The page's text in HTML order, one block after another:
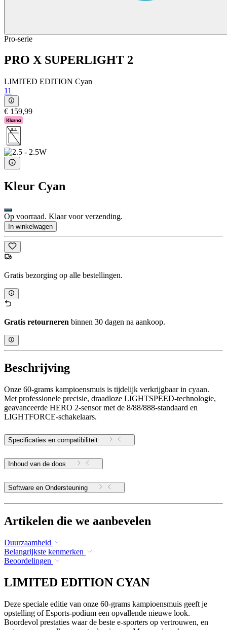
Pro-serie
PRO X SUPERLIGHT 2
LIMITED EDITION Cyan
11
€ 159,99
Kleur Cyan
Op voorraad. Klaar voor verzending.
In winkelwagen
Gratis bezorging op alle bestellingen.
Gratis retourneren binnen 30 dagen na aankoop.
Beschrijving
Onze 60-grams kampioensmuis is tijdelijk verkrijgbaar in cyaan.
Met professionele precisie, draadloze LIGHTSPEED-technologie,
geavanceerde HERO 2-sensor met de 8/88/888-standaard en
LIGHTFORCE-schakelaars.
Specificaties en compatibiliteit
Inhoud van de doos
Software en Ondersteuning
Artikelen die we aanbevelen
Duurzaamheid
Belangrijkste kenmerken
Beoordelingen
LIMITED EDITION CYAN
Deze speciale editie van onze 60-grams kampioensmuis geeft je
opstelling of Esports-podium een opvallende nieuwe look.
Boordevol prestaties waar de beste e-sporters op vertrouwen, en